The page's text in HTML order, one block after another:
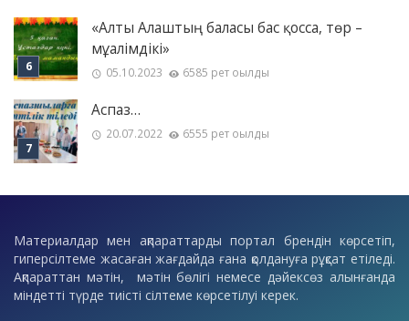
«Алты Алаштың баласы бас қосса, төр –
мұғалімдікі»
05.10.2023 6585 рет оқылды
Аспаз…
20.07.2022 6555 рет оқылды
Материалдар мен ақпараттарды портал брендін көрсетіп,
гиперсілтеме жасаған жағдайда ғана қолдануға рұқсат етіледі.
Ақпараттан мәтін, мәтін бөлігі немесе дәйексөз алынғанда
міндетті түрде тиісті сілтеме көрсетілуі керек.